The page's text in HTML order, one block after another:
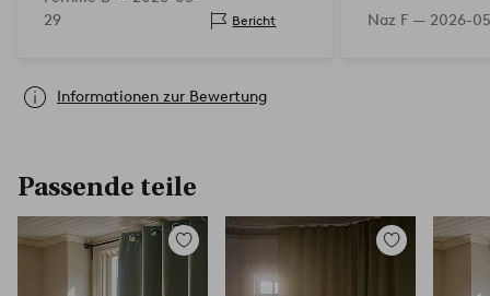
29
Bericht Naz F — 2026-
Informationen zur Bewertung
Passende teile
Zu
Zu